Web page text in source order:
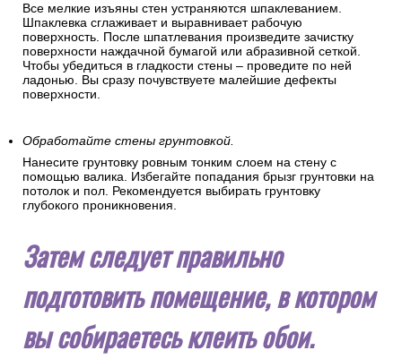
Все мелкие изъяны стен устраняются шпаклеванием.
Шпаклевка сглаживает и выравнивает рабочую
поверхность. После шпатлевания произведите зачистку
поверхности наждачной бумагой или абразивной сеткой.
Чтобы убедиться в гладкости стены – проведите по ней
ладонью. Вы сразу почувствуете малейшие дефекты
поверхности.
Обработайте стены грунтовкой.
Нанесите грунтовку ровным тонким слоем на стену с
помощью валика. Избегайте попадания брызг грунтовки на
потолок и пол. Рекомендуется выбирать грунтовку
глубокого проникновения.
Затем следует правильно
подготовить помещение, в котором
вы собираетесь клеить обои.